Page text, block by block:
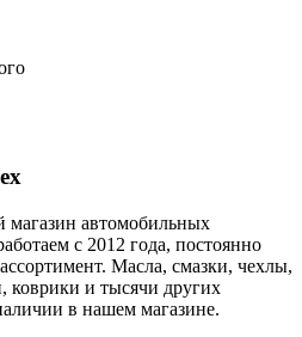
автомобильных
с 2012 года, постоянно
Масла, смазки, чехлы,
коврики и тысячи других
в нашем магазине.